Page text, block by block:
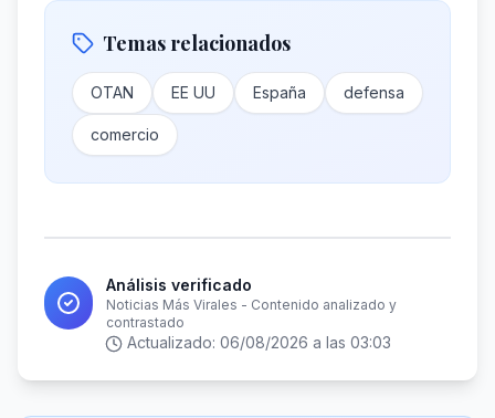
Temas relacionados
OTAN EE UU España defensa
comercio
Análisis verificado
Noticias Más Virales - Contenido analizado y
contrastado
Actualizado: 06/08/2026 a las 03:03